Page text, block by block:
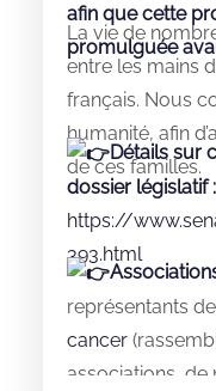
afin que cette
promulguée
La vie de
entre les mains
français. Nous
humanité, afin
de ces familles.
Détails sur
dossier législatif :
https://
393.html
représentants
cancer
associations, de